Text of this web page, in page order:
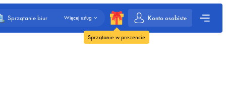
Sprzątanie biur Więcej usług
Sprzątanie w prezencie
Konto osobiste